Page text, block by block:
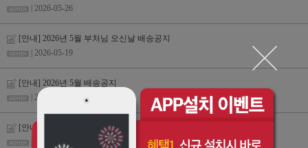
| 2026-05-26
[안내] 2026년 5월 부처님 오신날 배송공지
| 2026-05-19
[안내] 2026년 5월 배송공지
| 2026-04-27
[안내] 2026년 3월 배송 공지
| 2026-02-24